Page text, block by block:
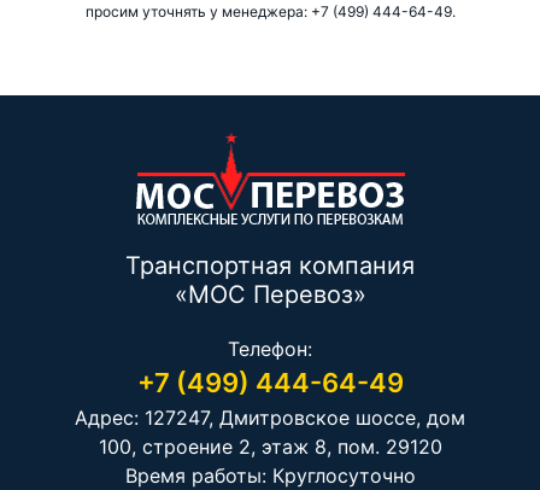
просим уточнять у менеджера: +7 (499) 444-64-49.
Транспортная компания
«МОС Перевоз»
Телефон:
+7 (499) 444-64-49
Адрес: 127247, Дмитровское шоссе, дом
100, строение 2, этаж 8, пом. 29120
Время работы: Круглосуточно